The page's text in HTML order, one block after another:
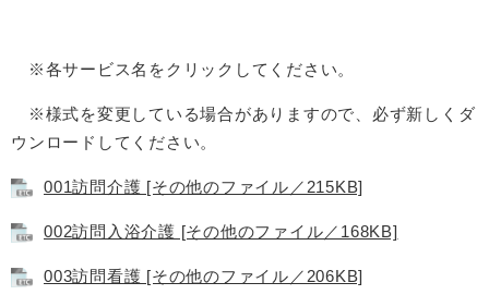
※各サービス名をクリックしてください。
※様式を変更している場合がありますので、必ず新しくダ
ウンロードしてください。
001訪問介護 [その他のファイル／215KB]
002訪問入浴介護 [その他のファイル／168KB]
003訪問看護 [その他のファイル／206KB]